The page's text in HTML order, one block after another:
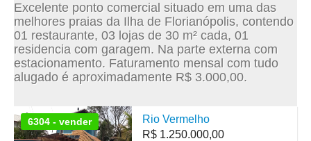
Excelente ponto comercial situado em uma das
melhores praias da Ilha de Florianópolis, contendo
01 restaurante, 03 lojas de 30 m² cada, 01
residencia com garagem. Na parte externa com
estacionamento. Faturamento mensal com tudo
alugado é aproximadamente R$ 3.000,00.
6304 - vender
Rio Vermelho
R$ 1.250.000,00